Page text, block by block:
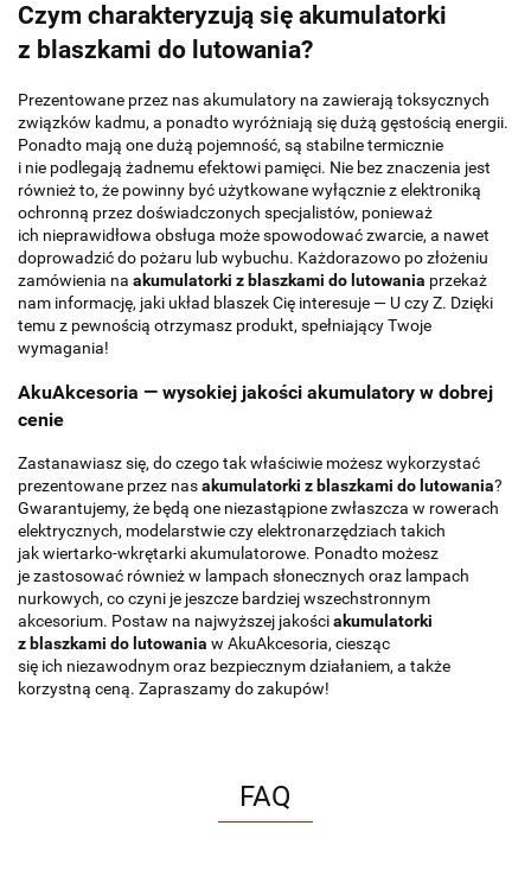
Czym charakteryzują się akumulatorki
z blaszkami do lutowania?
Prezentowane przez nas akumulatory na zawierają toksycznych
związków kadmu, a ponadto wyróżniają się dużą gęstością energii.
Ponadto mają one dużą pojemność, są stabilne termicznie
i nie podlegają żadnemu efektowi pamięci. Nie bez znaczenia jest
również to, że powinny być użytkowane wyłącznie z elektroniką
ochronną przez doświadczonych specjalistów, ponieważ
ich nieprawidłowa obsługa może spowodować zwarcie, a nawet
doprowadzić do pożaru lub wybuchu. Każdorazowo po złożeniu
zamówienia na akumulatorki z blaszkami do lutowania przekaż
nam informację, jaki układ blaszek Cię interesuje — U czy Z. Dzięki
temu z pewnością otrzymasz produkt, spełniający Twoje
wymagania!
AkuAkcesoria — wysokiej jakości akumulatory w dobrej
cenie
Zastanawiasz się, do czego tak właściwie możesz wykorzystać
prezentowane przez nasakumulatorki z blaszkami do lutowania?
Gwarantujemy, że będą one niezastąpione zwłaszcza w rowerach
elektrycznych, modelarstwie czy elektronarzędziach takich
jak wiertarko-wkrętarki akumulatorowe. Ponadto możesz
je zastosować również w lampach słonecznych oraz lampach
nurkowych, co czyni je jeszcze bardziej wszechstronnym
akcesorium. Postaw na najwyższej jakościakumulatorki
z blaszkami do lutowania w AkuAkcesoria, ciesząc
się ich niezawodnym oraz bezpiecznym działaniem, a także
korzystną ceną. Zapraszamy do zakupów!
FAQ